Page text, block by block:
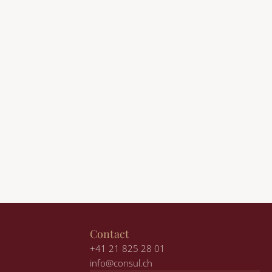
Contact
+41 21 825 28 01
info@consul.ch